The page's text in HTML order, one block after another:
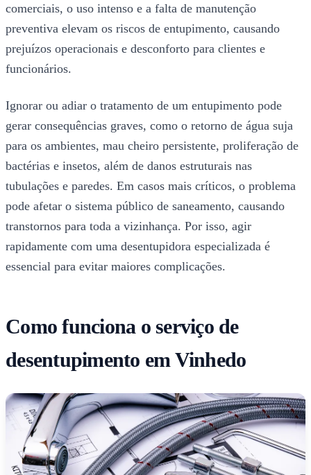
comerciais, o uso intenso e a falta de manutenção
preventiva elevam os riscos de entupimento, causando
prejuízos operacionais e desconforto para clientes e
funcionários.
Ignorar ou adiar o tratamento de um entupimento pode
gerar consequências graves, como o retorno de água suja
para os ambientes, mau cheiro persistente, proliferação de
bactérias e insetos, além de danos estruturais nas
tubulações e paredes. Em casos mais críticos, o problema
pode afetar o sistema público de saneamento, causando
transtornos para toda a vizinhança. Por isso, agir
rapidamente com uma desentupidora especializada é
essencial para evitar maiores complicações.
Como funciona o serviço de
desentupimento em Vinhedo